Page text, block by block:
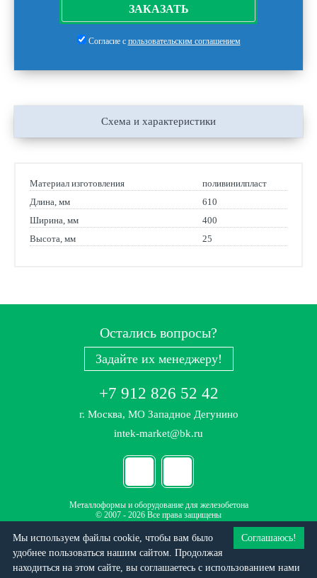
ЗАКАЗАТЬ
Согласие с пользовательским соглашением
Схема и характеристики
Материал изготовления
поливинилпласт
Длина, мм
610
Ширина, мм
400
Высота, мм
25
Остались вопросы?
Задайте их менеджеру!
+7 912 826 52 42
г. Москва, МО Западное Дегунино
intek-market@bk.ru
Металлоформы и оборудование для железобетона
© 2007 - 2026 Все права защищены
Данный интернет-ресурс (сайт) носит исключительно информационный характер и не
является публичной офертой
Соглашаюсь!
Мы используем файлы cookie, чтобы вам было
удобнее пользоваться нашим сайтом. Продолжая
находиться на этом сайте, вы соглашаетесь c использованием нами